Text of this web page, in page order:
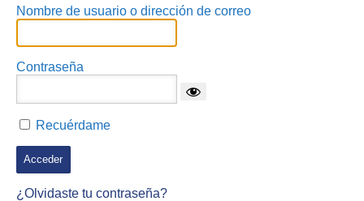
Nombre de usuario o dirección de correo
Contraseña
Recuérdame
¿Olvidaste tu contraseña?